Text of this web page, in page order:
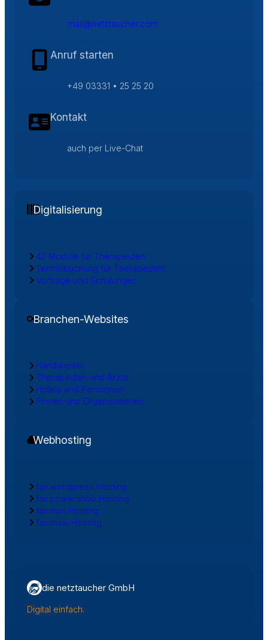
mail@netztaucher.com
Anruf starten
+49 03331 • 25 25 20
Kontakt
auch per Live-Chat
Digitalisierung
42 Module für Therapeuten
Terminbuchung für Therapeuten
Vorträge und Schulungen
Branchen-Websites
Handwerker
Therapeuten und Ärzte
Hotels und Pensionen
Firmen und Organisationen
Webhosting
fair.wordpress Hosting
fair.powershop Hosting
fair.mini Hosting
fair.maxi Hosting
die netztaucher GmbH
Digital einfach.